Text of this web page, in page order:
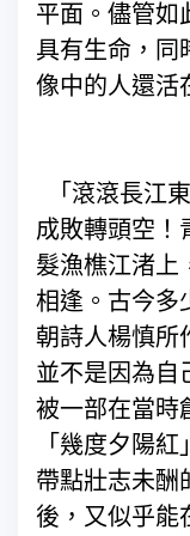
平面。儘管如
具有生命，同
像中的人還
「滾滾長江
成敗轉頭空！
髮漁樵江渚上
相逢。古今多
朝詩人楊慎所
並不是因為自
被一部在當時
「幾度夕陽
帶點壯志未酬
後，又似乎能